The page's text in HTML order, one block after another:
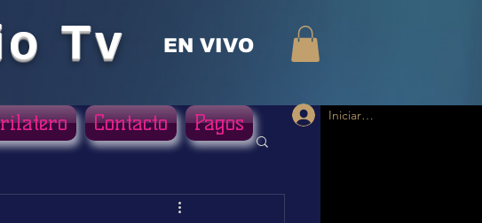
Tv EN VIVO
Iniciar sesión
Contacto Pagos